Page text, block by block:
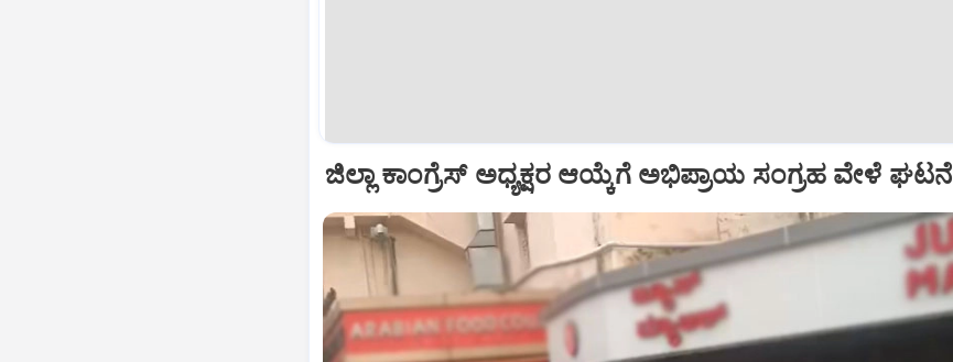
ಜಿಲ್ಲಾ ಕಾಂಗ್ರೆಸ್ ಅಧ್ಯಕ್ಷರ ಆಯ್ಕೆಗೆ ಅಭಿಪ್ರಾಯ ಸಂಗ್ರಹ ವೇಳೆ ಘಟನೆ